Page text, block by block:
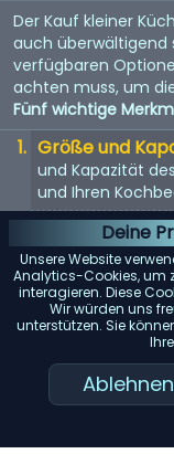
Deine
Unsere Website
Analytics-Cookies, um
interagieren. Diese
Wir würden uns
unterstützen. Sie
Ablehnen
Der Kauf kleiner
auch überwältigend
verfügbaren
achten muss, um
Fünf wichtige
Größe und
und Kapazität
und Ihren
nur Geld bei der
Sie sollten
Haltbarkeit:
Verarbeitung
Achten Sie auf